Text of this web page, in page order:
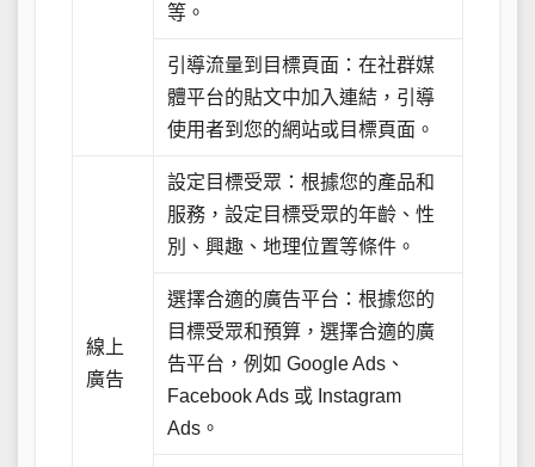
等。
引導流量到目標頁面：在社群媒
體平台的貼文中加入連結，引導
使用者到您的網站或目標頁面。
線上
廣告
設定目標受眾：根據您的產品和
服務，設定目標受眾的年齡、性
別、興趣、地理位置等條件。
選擇合適的廣告平台：根據您的
目標受眾和預算，選擇合適的廣
告平台，例如 Google Ads、
Facebook Ads 或 Instagram
Ads。